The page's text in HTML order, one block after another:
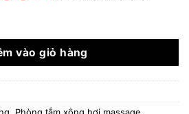
67.620.000 ₫.là:
Euroking EU-8037 số lượng
vào giỏ hàng